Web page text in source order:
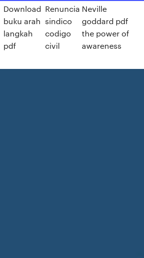
Download
buku arah
langkah
pdf
Renuncia
sindico
codigo
civil
Neville
goddard pdf
the power of
awareness